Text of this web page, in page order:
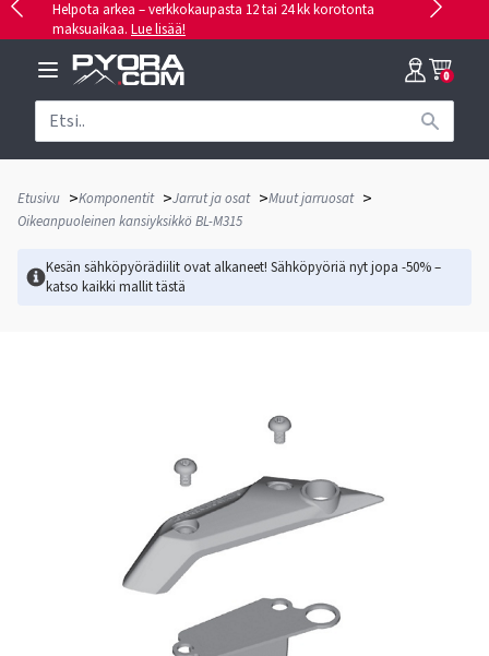
Helpota arkea – verkkokaupasta 12 tai 24 kk korotonta
maksuaikaa. Lue lisää!
0
Etusivu >Komponentit >Jarrut ja osat >Muut jarruosat >
Oikeanpuoleinen kansiyksikkö BL-M315
Kesän sähköpyörädiilit ovat alkaneet! Sähköpyöriä nyt jopa -50% –
katso kaikki mallittästä